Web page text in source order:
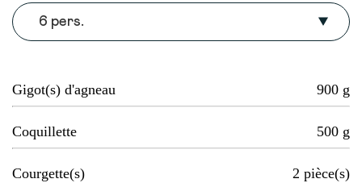
6 pers.
Gigot(s) d'agneau 900 g
Coquillette 500 g
Courgette(s) 2 pièce(s)